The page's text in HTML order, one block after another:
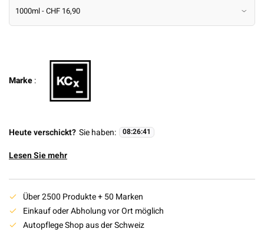
Marke:
Heute verschickt? Sie haben: 08:26:40
Lesen Sie mehr
Über 2500 Produkte + 50 Marken
Einkauf oder Abholung vor Ort möglich
Autopflege Shop aus der Schweiz